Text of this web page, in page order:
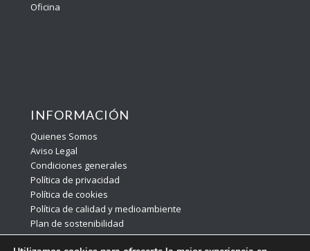
Oficina
INFORMACIÓN
Quienes Somos
Aviso Legal
Condiciones generales
Política de privacidad
Política de cookies
Política de calidad y medioambiente
Plan de sostenibilidad
Contacto